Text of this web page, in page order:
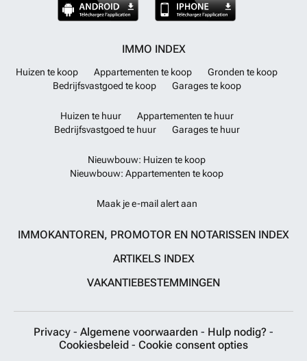
IMMO INDEX
Huizen te koop Appartementen te koop
Gronden te koop
Bedrijfsvastgoed te koop
Garages te koop
Huizen te huur
Appartementen te huur
Bedrijfsvastgoed te huur
Garages te huur
Nieuwbouw: Huizen te koop
Nieuwbouw: Appartementen te koop
Maak je e-mail alert aan
IMMOKANTOREN, PROMOTOR EN NOTARISSEN INDEX
ARTIKELS INDEX
VAKANTIEBESTEMMINGEN
Privacy - Algemene voorwaarden - Hulp nodig? -
Cookiesbeleid - Cookie consent opties